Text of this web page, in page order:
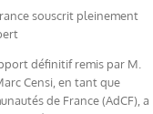
souscrit pleinement
définitif remis par M.
Censi, en tant que
de France (AdCF), a